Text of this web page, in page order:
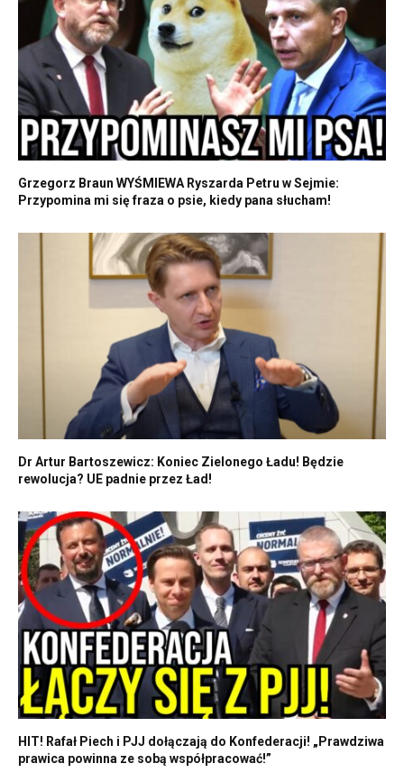
Grzegorz Braun WYŚMIEWA Ryszarda Petru w Sejmie:
Przypomina mi się fraza o psie, kiedy pana słucham!
Dr Artur Bartoszewicz: Koniec Zielonego Ładu! Będzie
rewolucja? UE padnie przez Ład!
HIT! Rafał Piech i PJJ dołączają do Konfederacji! „Prawdziwa
prawica powinna ze sobą współpracować!”